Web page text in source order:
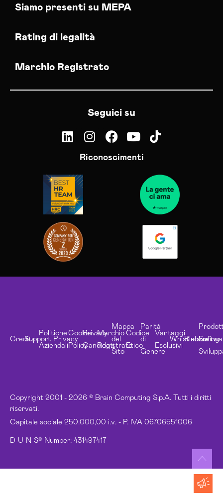
Siamo presenti su MEPA
Rating di legalità
Marchio Registrato
Seguici su
Riconoscimenti
Copyright 2001 - 2026 © Brain Computing S.p.A. Tutti i diritti
riservati.
Capitale sociale 250.000,00 i.v. - P. IVA 06706551006
D-U-N-S® Number: 431497417
CreditsSupport
Politiche
Aziendali
Privacy
Cookie
Policy
Privacy
Candidati
Marchio
Registrato
Mappa
del
Sito
Codice
Etico
Parità
di
Genere
Vantaggi
Esclusivi
Whistleblowing
Risorse